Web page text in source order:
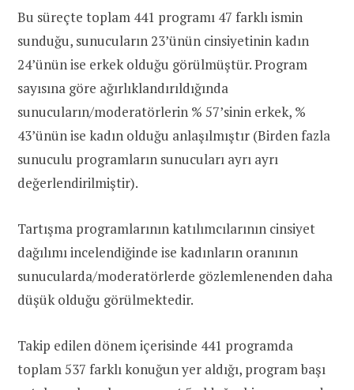
Bu süreçte toplam 441 programı 47 farklı ismin
sunduğu, sunucuların 23’ünün cinsiyetinin kadın
24’ünün ise erkek olduğu görülmüştür. Program
sayısına göre ağırlıklandırıldığında
sunucuların/moderatörlerin % 57’sinin erkek, %
43’ünün ise kadın olduğu anlaşılmıştır (Birden fazla
sunuculu programların sunucuları ayrı ayrı
değerlendirilmiştir).
Tartışma programlarının katılımcılarının cinsiyet
dağılımı incelendiğinde ise kadınların oranının
sunucularda/moderatörlerde gözlemlenenden daha
düşük olduğu görülmektedir.
Takip edilen dönem içerisinde 441 programda
toplam 537 farklı konuğun yer aldığı, program başı